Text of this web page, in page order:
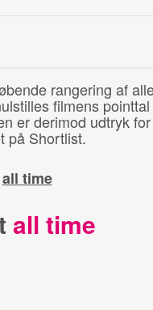
rangering af
filmens
er derimod udtryk
på Shortlist.
all time
all time